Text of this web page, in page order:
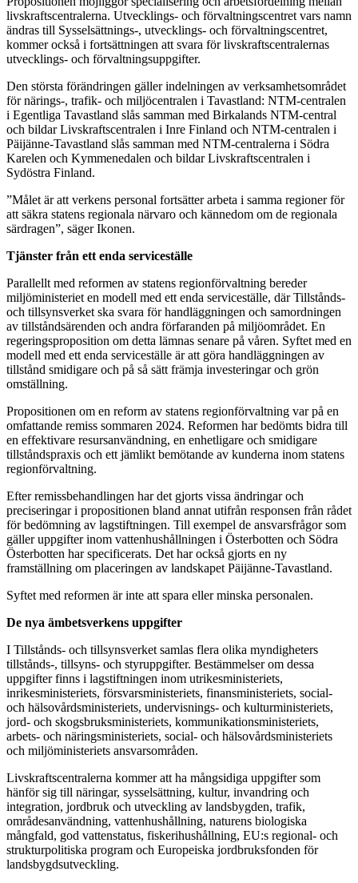
livskraftscentralerna. Utvecklings- och förvaltningscentret vars namn
ändras till Sysselsättnings-, utvecklings- och förvaltningscentret,
kommer också i fortsättningen att svara för livskraftscentralernas
utvecklings- och förvaltningsuppgifter.
Den största förändringen gäller indelningen av verksamhetsområdet
för närings-, trafik- och miljöcentralen i Tavastland: NTM-centralen
i Egentliga Tavastland slås samman med Birkalands NTM-central
och bildar Livskraftscentralen i Inre Finland och NTM-centralen i
Päijänne-Tavastland slås samman med NTM-centralerna i Södra
Karelen och Kymmenedalen och bildar Livskraftscentralen i
Sydöstra Finland.
”Målet är att verkens personal fortsätter arbeta i samma regioner för
att säkra statens regionala närvaro och kännedom om de regionala
särdragen”, säger Ikonen.
Tjänster från ett enda service­ställe
Parallellt med reformen av statens regionförvaltning bereder
miljöministeriet en modell med ett enda serviceställe, där Tillstånds-
och tillsynsverket ska svara för handläggningen och samordningen
av tillståndsärenden och andra förfaranden på miljöområdet. En
regeringsproposition om detta lämnas senare på våren. Syftet med en
modell med ett enda serviceställe är att göra handläggningen av
tillstånd smidigare och på så sätt främja investeringar och grön
omställning.
Propositionen om en reform av statens regionförvaltning var på en
omfattande remiss sommaren 2024. Reformen har bedömts bidra till
en effektivare resursanvändning, en enhetligare och smidigare
tillståndspraxis och ett jämlikt bemötande av kunderna inom statens
regionförvaltning.
Efter remissbehandlingen har det gjorts vissa ändringar och
preciseringar i propositionen bland annat utifrån responsen från rådet
för bedömning av lagstiftningen. Till exempel de ansvarsfrågor som
gäller uppgifter inom vattenhushållningen i Österbotten och Södra
Österbotten har specificerats. Det har också gjorts en ny
framställning om placeringen av landskapet Päijänne-Tavastland.
Syftet med reformen är inte att spara eller minska personalen.
De nya ämbetsverkens uppgifter
I Tillstånds- och tillsynsverket samlas flera olika myndigheters
tillstånds-, tillsyns- och styruppgifter. Bestämmelser om dessa
uppgifter finns i lagstiftningen inom utrikesministeriets,
inrikesministeriets, försvarsministeriets, finansministeriets, social-
och hälsovårdsministeriets, undervisnings- och kulturministeriets,
jord- och skogsbruksministeriets, kommunikationsministeriets,
arbets- och näringsministeriets, social- och hälsovårdsministeriets
och miljöministeriets ansvarsområden.
Livskraftscentralerna kommer att ha mångsidiga uppgifter som
hänför sig till näringar, sysselsättning, kultur, invandring och
integration, jordbruk och utveckling av landsbygden, trafik,
områdesanvändning, vattenhushållning, naturens biologiska
mångfald, god vattenstatus, fiskerihushållning, EU:s regional- och
strukturpolitiska program och Europeiska jordbruksfonden för
landsbygdsutveckling.